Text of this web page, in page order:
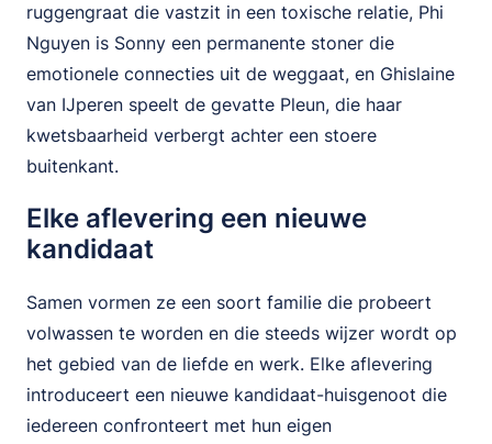
ruggengraat die vastzit in een toxische relatie, Phi
Nguyen is Sonny een permanente stoner die
emotionele connecties uit de weggaat, en Ghislaine
van IJperen speelt de gevatte Pleun, die haar
kwetsbaarheid verbergt achter een stoere
buitenkant.
Elke aflevering een nieuwe
kandidaat
Samen vormen ze een soort familie die probeert
volwassen te worden en die steeds wijzer wordt op
het gebied van de liefde en werk. Elke aflevering
introduceert een nieuwe kandidaat-huisgenoot die
iedereen confronteert met hun eigen